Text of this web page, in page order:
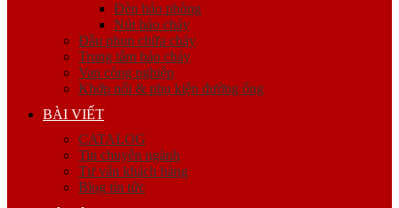
Đèn báo phòng
Nút báo cháy
Đầu phun chữa cháy
Trung tâm báo cháy
Van công nghiệp
Khớp nối & phụ kiện đường ống
BÀI VIẾT
CATALOG
Tin chuyên ngành
Tư vấn khách hàng
Blog tin tức